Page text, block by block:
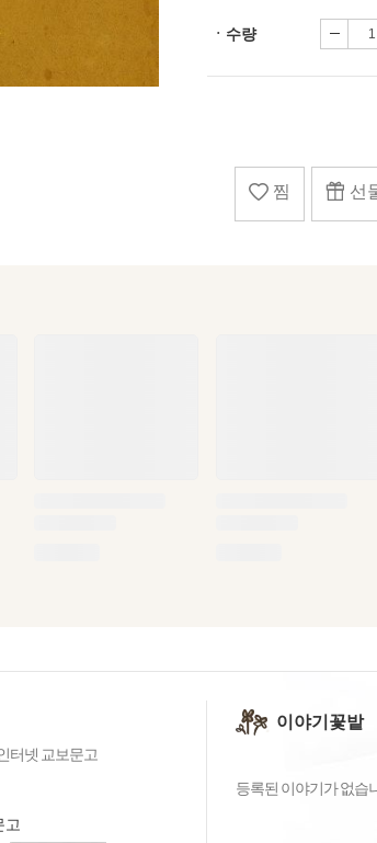
ㆍ수량
찜 선
터넷 교보문고
고
이야기꽃밭
등록된 이야기가 없습